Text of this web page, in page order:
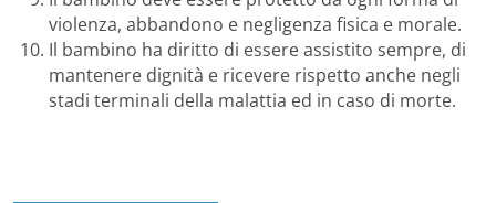
violenza, abbandono e negligenza fisica e morale.
Il bambino ha diritto di essere assistito sempre, di
mantenere dignità e ricevere rispetto anche negli
stadi terminali della malattia ed in caso di morte.